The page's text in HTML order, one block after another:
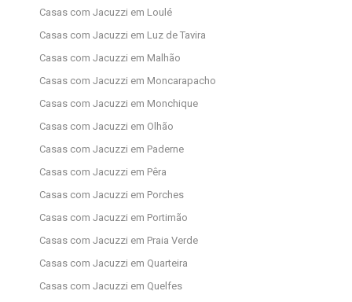
Casas com Jacuzzi em Loulé
Casas com Jacuzzi em Luz de Tavira
Casas com Jacuzzi em Malhão
Casas com Jacuzzi em Moncarapacho
Casas com Jacuzzi em Monchique
Casas com Jacuzzi em Olhão
Casas com Jacuzzi em Paderne
Casas com Jacuzzi em Pêra
Casas com Jacuzzi em Porches
Casas com Jacuzzi em Portimão
Casas com Jacuzzi em Praia Verde
Casas com Jacuzzi em Quarteira
Casas com Jacuzzi em Quelfes